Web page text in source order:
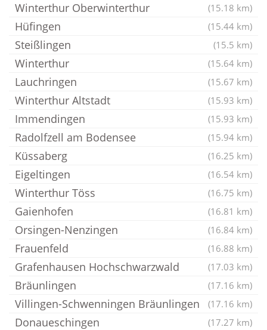
Winterthur Oberwinterthur (15.18 km)
Hüfingen (15.44 km)
Steißlingen (15.5 km)
Winterthur (15.64 km)
Lauchringen (15.67 km)
Winterthur Altstadt (15.93 km)
Immendingen (15.93 km)
Radolfzell am Bodensee (15.94 km)
Küssaberg (16.25 km)
Eigeltingen (16.54 km)
Winterthur Töss (16.75 km)
Gaienhofen (16.81 km)
Orsingen-Nenzingen (16.84 km)
Frauenfeld (16.88 km)
Grafenhausen Hochschwarzwald (17.03 km)
Bräunlingen (17.16 km)
Villingen-Schwenningen Bräunlingen (17.16 km)
Donaueschingen (17.27 km)